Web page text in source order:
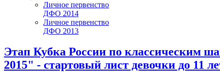
Личное первенство
ДФО 2014
Личное первенство
ДФО 2013
Этап Кубка России по классическим
2015" - стартовый лист девочки до 11